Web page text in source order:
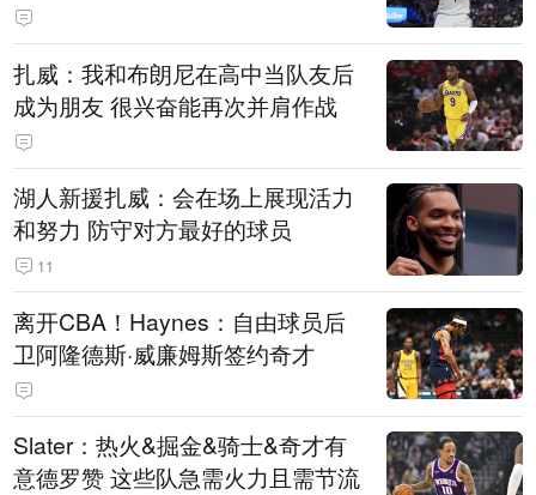
扎威：我和布朗尼在高中当队友后
成为朋友 很兴奋能再次并肩作战
湖人新援扎威：会在场上展现活力
和努力 防守对方最好的球员
11
离开CBA！Haynes：自由球员后
卫阿隆德斯·威廉姆斯签约奇才
Slater：热火&掘金&骑士&奇才有
意德罗赞 这些队急需火力且需节流